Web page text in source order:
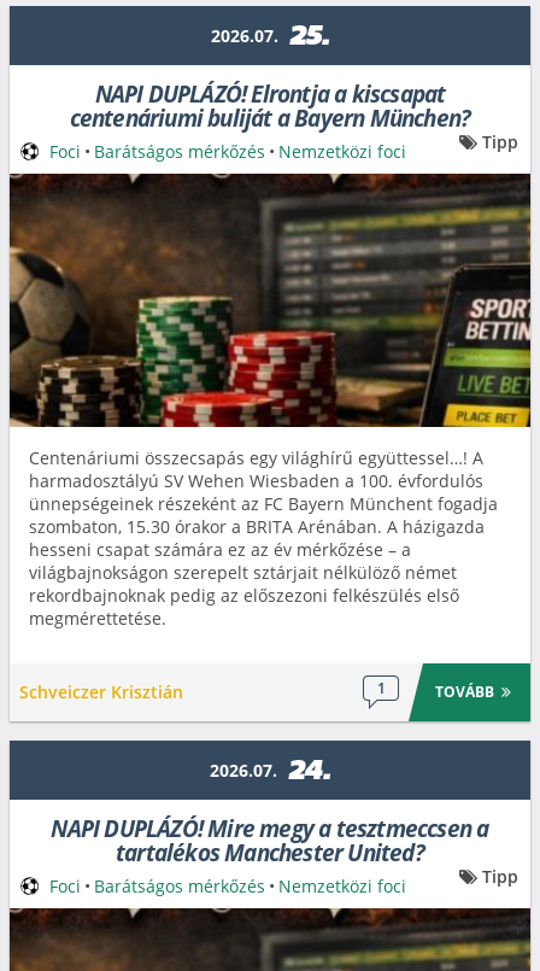
2026.07. 25.
NAPI DUPLÁZÓ! Elrontja a kiscsapat
centenáriumi buliját a Bayern München?
Centenáriumi összecsapás egy világhírű együttessel…! A
harmadosztályú SV Wehen Wiesbaden a 100. évfordulós
ünnepségeinek részeként az FC Bayern Münchent fogadja
szombaton, 15.30 órakor a BRITA Arénában. A házigazda
hesseni csapat számára ez az év mérkőzése – a
világbajnokságon szerepelt sztárjait nélkülöző német
rekordbajnoknak pedig az előszezoni felkészülés első
megmérettetése.
Schveiczer Krisztián 1 TOVÁBB
Foci • Barátságos mérkőzés • Nemzetközi foci Tipp
2026.07. 24.
NAPI DUPLÁZÓ! Mire megy a tesztmeccsen a
tartalékos Manchester United?
Foci • Barátságos mérkőzés • Nemzetközi foci Tipp